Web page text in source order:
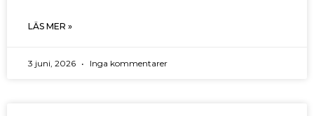
LÄS MER »
3 juni, 2026 Inga kommentarer